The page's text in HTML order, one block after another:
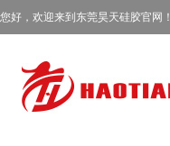
您好，欢迎来到东莞昊天硅胶官网！